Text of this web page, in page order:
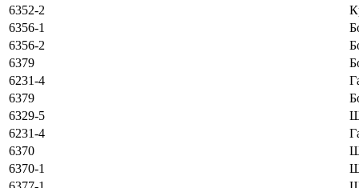
6352-2
6356-1
6356-2
6379
6231-4
6379
6329-5
6231-4
6370
6370-1